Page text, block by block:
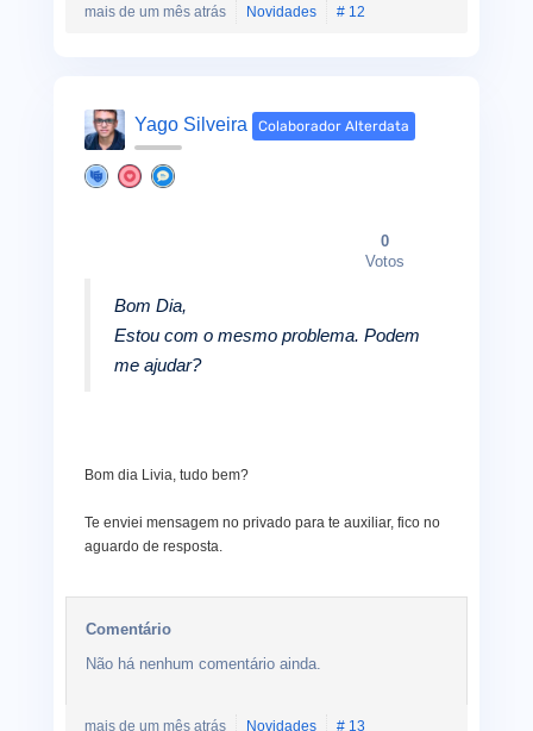
mais de um mês atrás Novidades # 12
Yago Silveira Colaborador Alterdata
0
Votos
Bom Dia,
Estou com o mesmo problema. Podem
me ajudar?
Bom dia Livia, tudo bem?
Te enviei mensagem no privado para te auxiliar, fico no
aguardo de resposta.
Comentário
Não há nenhum comentário ainda.
mais de um mês atrás Novidades # 13